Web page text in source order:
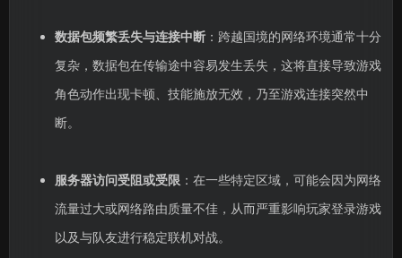
数据包频繁丢失与连接中断：跨越国境的网络环境通常十分
复杂，数据包在传输途中容易发生丢失，这将直接导致游戏
角色动作出现卡顿、技能施放无效，乃至游戏连接突然中
断。
服务器访问受阻或受限：在一些特定区域，可能会因为网络
流量过大或网络路由质量不佳，从而严重影响玩家登录游戏
以及与队友进行稳定联机对战。